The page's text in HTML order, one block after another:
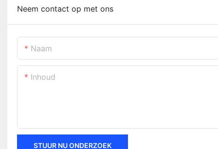
Neem contact op met ons
Naam
Inhoud
STUUR NU ONDERZOEK